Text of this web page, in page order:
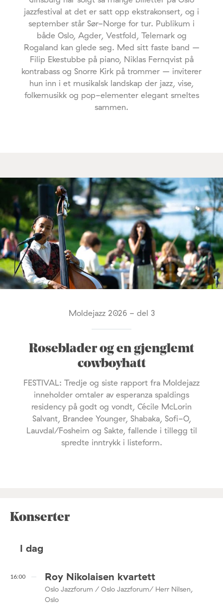
jazzfestival at det er satt opp ekstrakonsert, og i
september står Sør-Norge for tur. Publikum i
både Oslo, Agder, Vestfold, Telemark og
Rogaland kan glede seg. Med sitt faste band –
Filip Ekestubbe på piano, Niklas Fernqvist på
kontrabass og Snorre Kirk på trommer – inviterer
hun inn i et musikalsk landskap der jazz, vise,
folkemusikk og pop-elementer elegant smeltes
sammen.
Moldejazz 2026 - del 3
Roseblader og en gjenglemt
cowboyhatt
FESTIVAL: Tredje og siste rapport fra Moldejazz
inneholder omtaler av esperanza spaldings
residency på godt og vondt, Cécile McLorin
Salvant, Brandee Younger, Shabaka, Sofi-O,
Lauvdal/Fosheim og Sakte, fallende i tillegg til
spredte inntrykk i listeform.
Konserter
I dag
16:00 Roy Nikolaisen kvartett
Oslo Jazzforum / Oslo Jazzforum/ Herr Nilsen,
Oslo